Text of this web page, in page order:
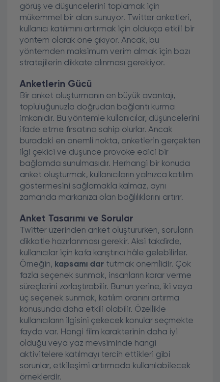
görüş ve düşüncelerini toplamak için
mükemmel bir alan sunuyor. Twitter anketleri,
kullanıcı katılımını artırmak için oldukça etkili bir
yöntem olarak öne çıkıyor. Ancak, bu
yöntemden maksimum verim almak için bazı
stratejilerin dikkate alınması gerekiyor.
Anketlerin Gücü
Bir anket oluşturmanın en büyük avantajı,
topluluğunuzla doğrudan bağlantı kurma
imkanıdır. Bu yöntemle kullanıcılar, düşüncelerini
ifade etme fırsatına sahip olurlar. Ancak
buradaki en önemli nokta, anketlerin gerçekten
ilgi çekici ve düşünce provoke edici bir
bağlamda sunulmasıdır. Herhangi bir konuda
anket oluşturmak, kullanıcıların yalnızca katılım
göstermesini sağlamakla kalmaz, aynı
zamanda markanıza olan bağlılıklarını artırır.
Anket Tasarımı ve Sorular
Twitter üzerinden anket oluştururken, soruların
dikkatle hazırlanması gerekir. Aksi takdirde,
kullanıcılar için kafa karıştırıcı hâle gelebilirler.
Örneğin, kapsamı dar tutmak önemlidir. Çok
fazla seçenek sunmak, insanların karar verme
süreçlerini zorlaştırabilir. Bunun yerine, iki veya
üç seçenek sunmak, katılım oranını artırma
konusunda daha etkili olabilir. Özellikle
kullanıcıların ilgisini çekecek konular seçmekte
fayda var. Hangi film karakterinin daha iyi
olduğu veya yaz mevsiminde hangi
aktivitelere katılmayı tercih ettikleri gibi
sorunlar, etkileşimi artırmada kullanılabilecek
örneklerdir.